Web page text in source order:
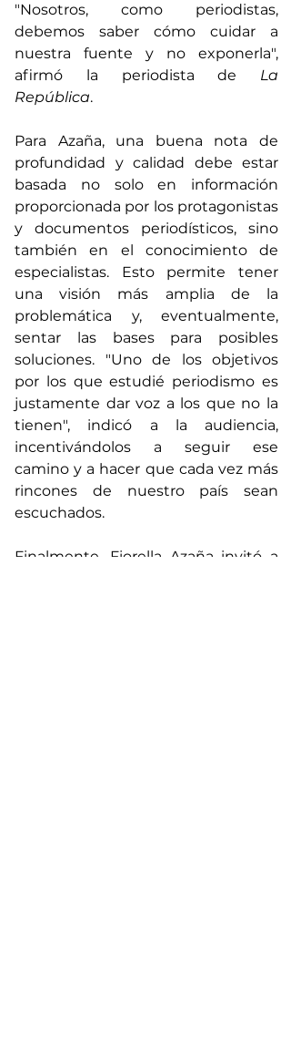
"Nosotros, como periodistas,
debemos saber cómo cuidar a
nuestra fuente y no exponerla",
afirmó la periodista de La
República.
Para Azaña, una buena nota de
profundidad y calidad debe estar
basada no solo en información
proporcionada por los protagonistas
y documentos periodísticos, sino
también en el conocimiento de
especialistas. Esto permite tener
una visión más amplia de la
problemática y, eventualmente,
sentar las bases para posibles
soluciones. "Uno de los objetivos
por los que estudié periodismo es
justamente dar voz a los que no la
tienen", indicó a la audiencia,
incentivándolos a seguir ese
camino y a hacer que cada vez más
rincones de nuestro país sean
escuchados.
Finalmente, Fiorella Azaña invitó a